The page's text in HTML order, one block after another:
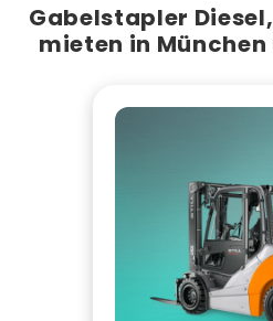
Gabelstapler
mieten in